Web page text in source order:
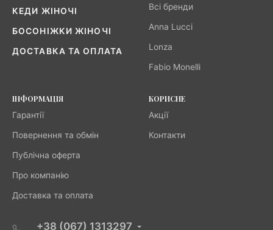
КЕДИ ЖІНОЧІ
БОСОНІЖКИ ЖІНОЧІ
ДОСТАВКА ТА ОПЛАТА
Всі бренди
Anna Lucci
Lonza
Fabio Monelli
ІНФОРМАЦІЯ
Гарантії
Повернення та обмін
Публічна оферта
Про компанію
Доставка та оплата
КОРИСНЕ
Акції
Контакти
+38 (067) 1313297